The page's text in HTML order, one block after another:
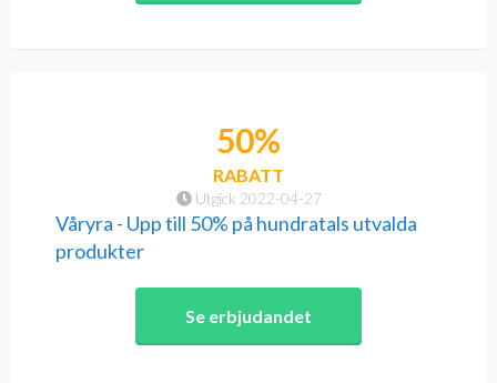
Utgick 2022-04-27
50%
RABATT
Våryra - Upp till 50% på hundratals utvalda
produkter
Se erbjudandet